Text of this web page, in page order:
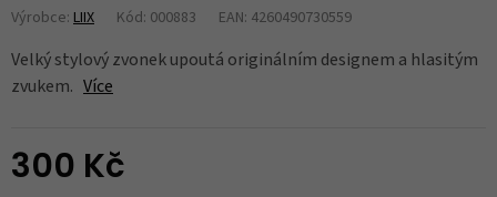
Výrobce: LIIX Kód: 000883 EAN: 4260490730559
Velký stylový zvonek upoutá originálním designem a hlasitým
zvukem. Více
300 Kč